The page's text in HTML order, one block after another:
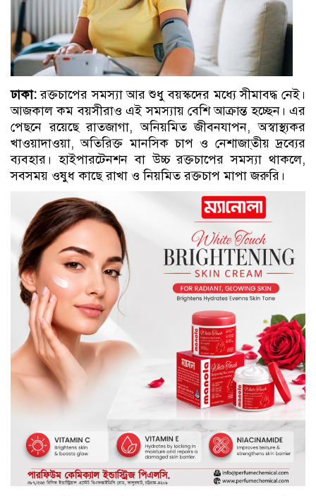
ঢাকা:রক্তচাপের সমস্যা আর শুধু বয়স্কদের মধ্যে সীমাবদ্ধ নেই।
আজকাল কম বয়সীরাও এই সমস্যায় বেশি আক্রান্ত হচ্ছেন। এর
পেছনে রয়েছে রাতজাগা, অনিয়মিত জীবনযাপন, অস্বাস্থ্যকর
খাওয়াদাওয়া, অতিরিক্ত মানসিক চাপ ও নেশাজা্তীয় দ্রব্যের
ব্যবহার। হাইপারটেনশন বা উচ্চ রক্তচাপের সমস্যা থাকলে,
সবসময় ওষুধ কাছে রাখা ও নিয়মিত রক্তচাপ মাপা জরুরি।